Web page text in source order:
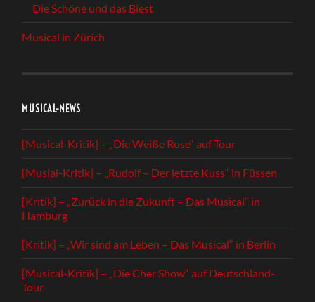
Die Schöne und das Biest
Musical in Zürich
MUSICAL-NEWS
[Musical-Kritik] – „Die Weiße Rose“ auf Tour
[Musial-Kritik] – „Rudolf – Der letzte Kuss“ in Füssen
[Kritik] – „Zurück in die Zukunft – Das Musical“ in
Hamburg
[Kritik] – „Wir sind am Leben – Das Musical“ in Berlin
[Musical-Kritik] – „Die Cher Show“ auf Deutschland-
Tour